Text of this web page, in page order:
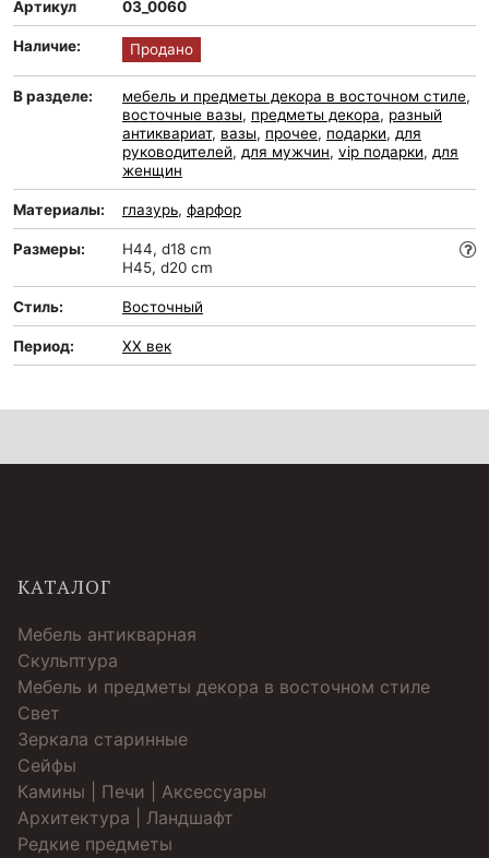
Артикул 03_0060
Наличие: Продано
В разделе: мебель и предметы декора в восточном стиле,
восточные вазы, предметы декора, разный
антиквариат, вазы, прочее, подарки, для
руководителей, для мужчин, vip подарки, для
женщин
Материалы: глазурь, фарфор
Размеры:
H44, d18 cm
H45, d20 cm
Стиль: Восточный
Период: XX век
КАТАЛОГ
Мебель антикварная
Скульптура
Мебель и предметы декора в восточном стиле
Свет
Зеркала старинные
Cейфы
Камины | Печи | Аксессуары
Архитектура | Ландшафт
Редкие предметы